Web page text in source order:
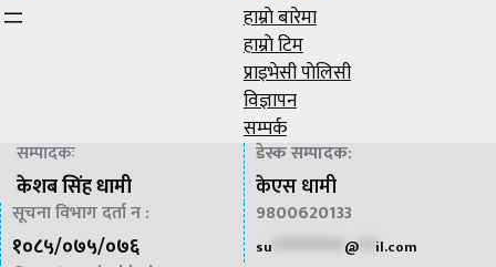
हाम्राे बारेमा
हाम्राे टिम
प्राइभेसी पाेलिसी
विज्ञापन
सम्पर्क
सम्पादकः
केशब सिंह धामी
डेस्क सम्पादक:
केएस धामी
सूचना विभाग दर्ता न :
१०८५/०७५/०७६
9800620133
su @*** il.com